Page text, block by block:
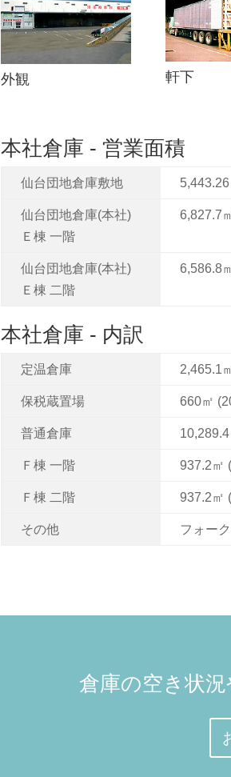
外観 軒下
本社倉庫 - 営業面積
仙台団地倉庫敷地
仙台団地倉庫(本社)
Ｅ棟 一階
6,827.7
仙台団地倉庫(本社)
Ｅ棟 二階
6,586.8
本社倉庫 - 内訳
定温倉庫
保税蔵置場 660
普通倉庫
Ｆ棟 一階 937.2㎡
Ｆ棟 二階 937.2㎡
その他 フォー
倉庫の空き状